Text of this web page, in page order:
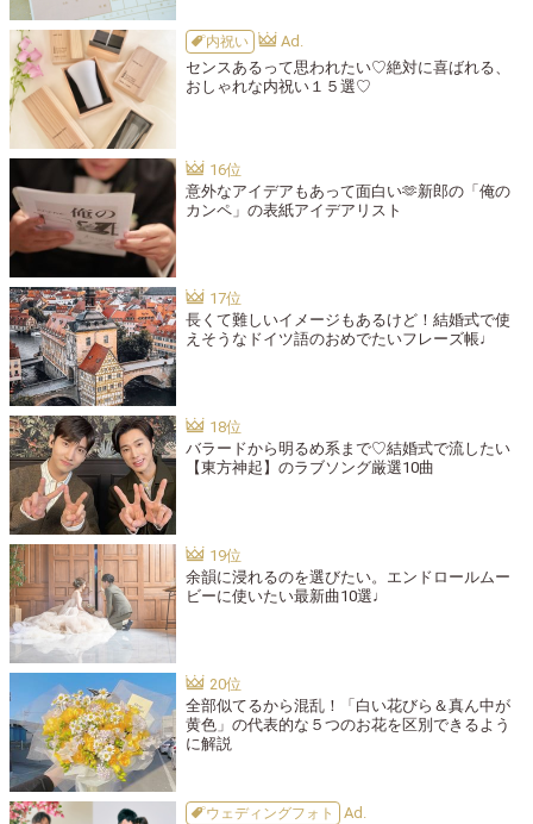
内祝い
センスあるって思われたい♡絶対に喜ばれる、
おしゃれな内祝い１５選♡
意外なアイデアもあって面白い🫶新郎の「俺の
カンペ」の表紙アイデアリスト
長くて難しいイメージもあるけど！結婚式で使
えそうなドイツ語のおめでたいフレーズ帳♩
バラードから明るめ系まで♡結婚式で流したい
【東方神起】のラブソング厳選10曲
余韻に浸れるのを選びたい。エンドロールムー
ビーに使いたい最新曲10選♩
全部似てるから混乱！「白い花びら＆真ん中が
黄色」の代表的な５つのお花を区別できるよう
に解説
ウェディングフォト